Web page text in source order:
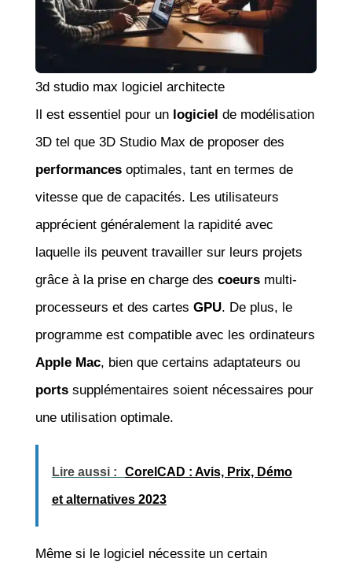
3d studio max logiciel architecte
Il est essentiel pour un logiciel de modélisation
3D tel que 3D Studio Max de proposer des
performancesoptimales, tant en termes de
vitesse que de capacités. Les utilisateurs
apprécient généralement la rapidité avec
laquelle ils peuvent travailler sur leurs projets
grâce à la prise en charge des coeursmulti-
processeurs et des cartes GPU. De plus, le
programme est compatible avec les ordinateurs
Apple Mac, bien que certains adaptateurs ou
portssupplémentaires soient nécessaires pour
une utilisation optimale.
Lire aussi : CorelCAD : Avis, Prix, Démo
et alternatives 2023
Même si le logiciel nécessite un certain